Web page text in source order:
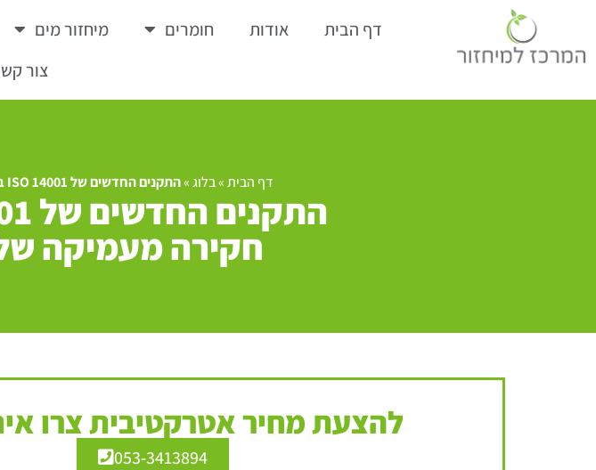
דף הבית אודות חומרים מיחזור מים
צור
דף הבית»בלוג»התקנים החדשים של ISO 14001 במגזר הפרטי: חקירה מעמיקה של השפעות והמלצות
חקירה מעמיקה
להצעת מחיר אטרקטיבית צרו
053-3413894